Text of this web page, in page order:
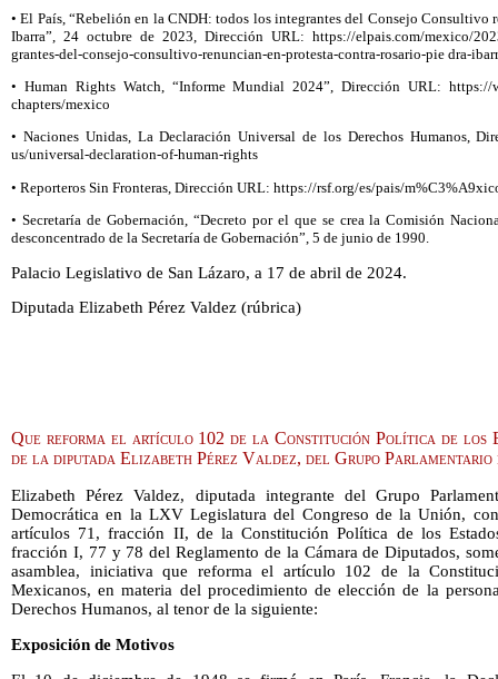
• El País, “Rebelión en la CNDH: todos los integrantes del Consejo Consultivo
Ibarra”, 24 octubre de 2023, Dirección URL: https://elpais.com/mexico/
grantes-del-consejo-consultivo-renuncian-en-protesta-contra-rosario-pie dra-
• Human Rights Watch, “Informe Mundial 2024”, Dirección URL: https://
chapters/mexico
• Naciones Unidas, La Declaración Universal de los Derechos Humanos,
us/universal-declaration-of-human-rights
• Reporteros Sin Fronteras, Dirección URL: https://rsf.org/es/pais/
• Secretaría de Gobernación, “Decreto por el que se crea la Comisión
desconcentrado de la Secretaría de Gobernación”, 5 de junio de 1990.
Palacio Legislativo de San Lázaro, a 17 de abril de 2024.
Diputada Elizabeth Pérez Valdez (rúbrica)
Que reforma el artículo 102 de la Constitución Política de los
de la diputada Elizabeth Pérez Valdez, del Grupo Parlamentario
Elizabeth Pérez Valdez, diputada integrante del Grupo
Democrática en la LXV Legislatura del Congreso de la Unión,
artículos 71, fracción II, de la Constitución Política de los
fracción I, 77 y 78 del Reglamento de la Cámara de Diputados,
asamblea, iniciativa que reforma el artículo 102 de la
Mexicanos, en materia del procedimiento de elección de la
Derechos Humanos, al tenor de la siguiente:
Exposición de Motivos